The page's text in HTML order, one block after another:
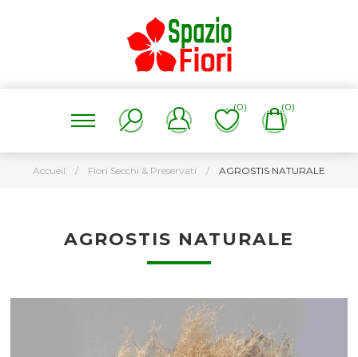
(0) (0)
Accueil / Fiori Secchi & Preservati / AGROSTIS NATURALE
AGROSTIS NATURALE